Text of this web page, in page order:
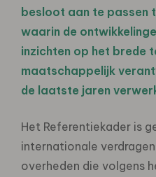
besloot aan te passen
waarin de
inzichten op het brede
maatschappelijk
de laatste jaren
Het Referentiekader is
internationale
overheden die volgens